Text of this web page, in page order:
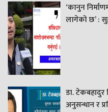
‘कानुन
लागेको छ’ :
डा.
अनुसन्धान र